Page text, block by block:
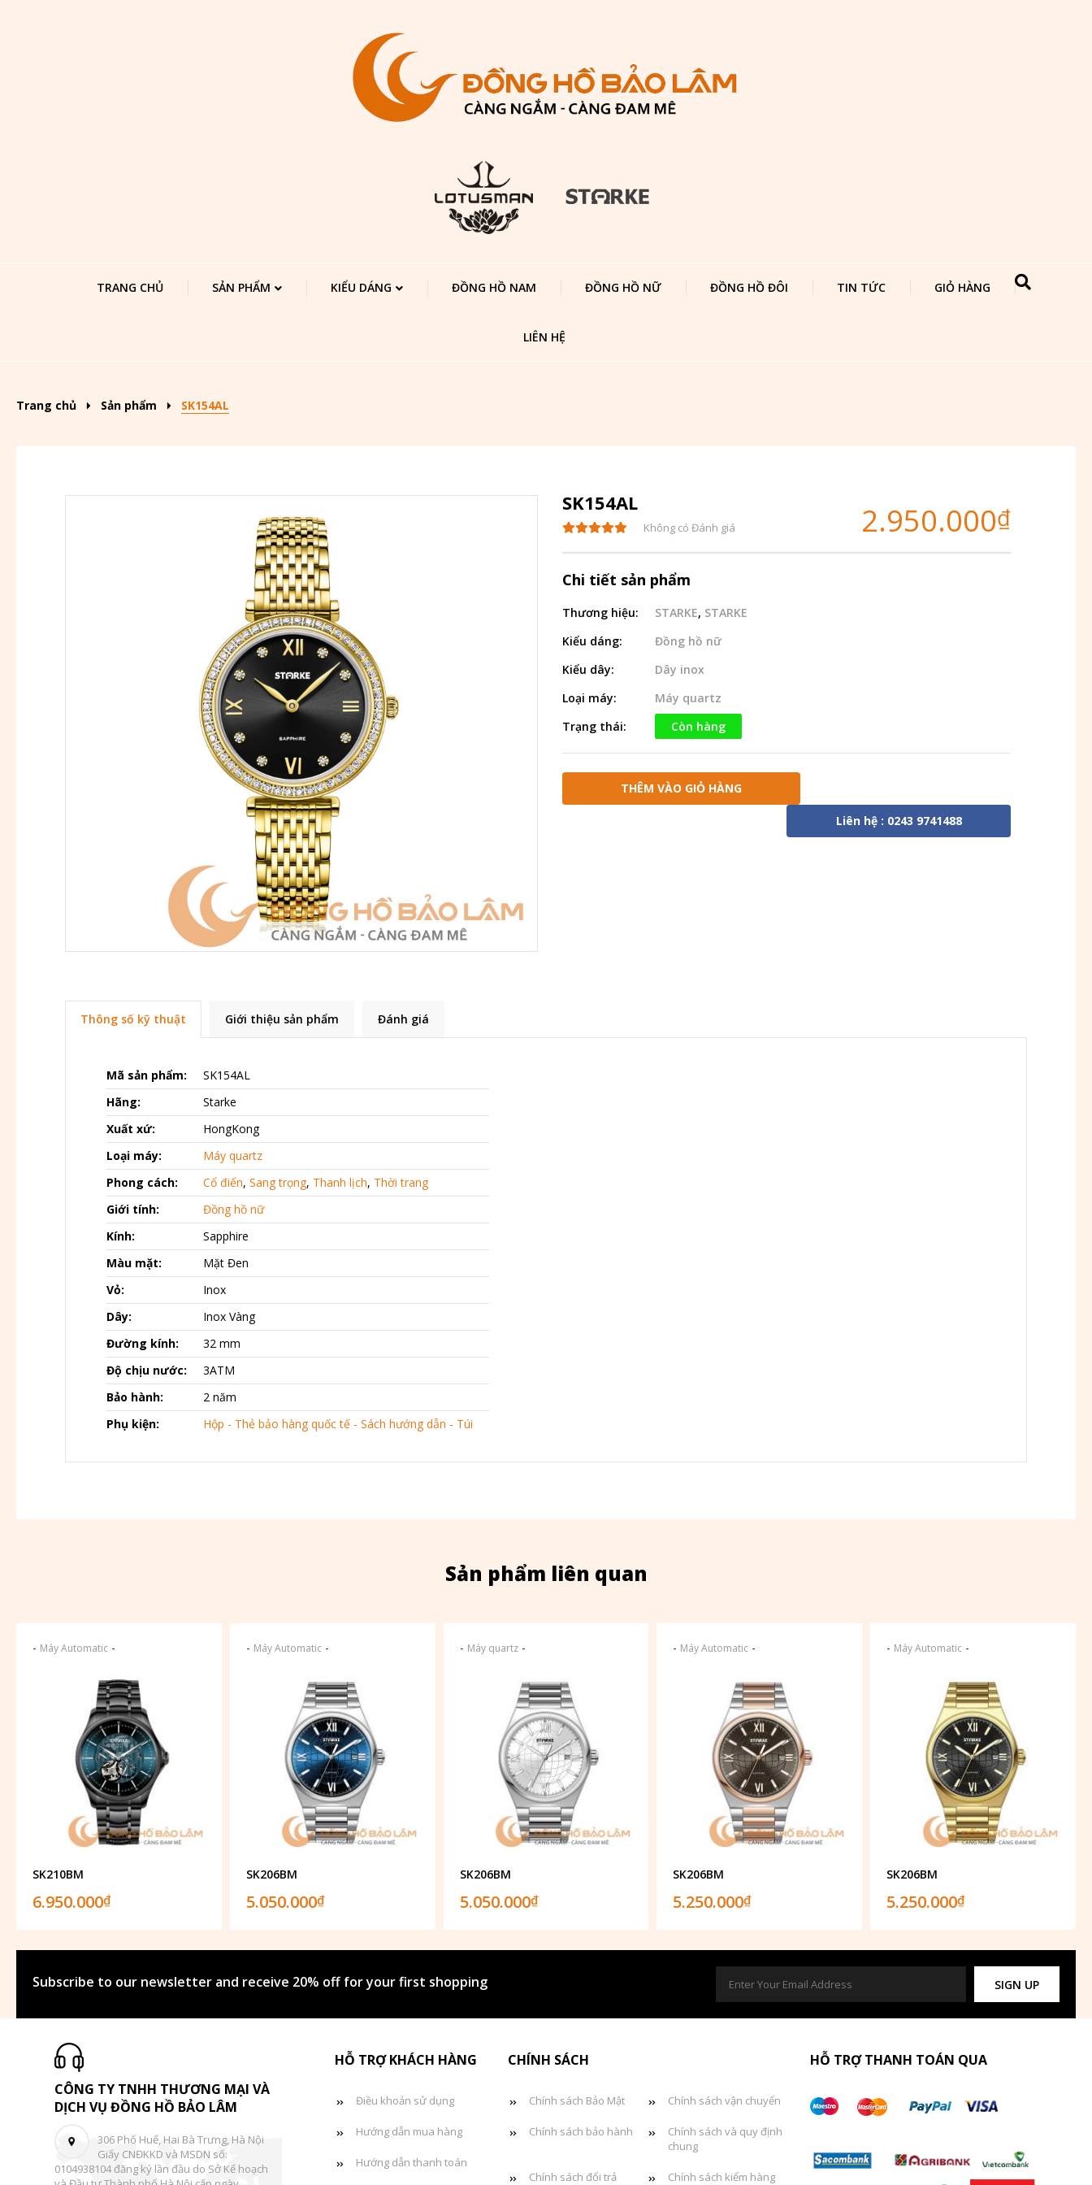
TRANG CHỦ SẢN PHẨM KIỂU DÁNG ĐỒNG HỒ NAM ĐỒNG HỒ NỮ ĐỒNG HỒ ĐÔI TIN TỨC GIỎ HÀNG
LIÊN HỆ
Trang chủ Sản phẩm SK154AL
SK154AL
Không có Đánh giá 2.950.000₫
Chi tiết sản phẩm
Thương hiệu: STARKE, STARKE
Kiểu dáng:
Đồng hồ nữ
Kiểu dây:
Dây inox
Loại máy:
Máy quartz
Trạng thái:
Còn hàng
THÊM VÀO GIỎ HÀNG
Liên hệ : 0243 9741488
Thông số kỹ thuật Giới thiệu sản phẩm Đánh giá
Mã sản phẩm:
SK154AL
Hãng:
Starke
Xuất xứ:
HongKong
Loại máy:
Máy quartz
Phong cách:
Cổ điển, Sang trọng, Thanh lịch, Thời trang
Giới tính:
Đồng hồ nữ
Kính:
Sapphire
Màu mặt:
Mặt Đen
Vỏ:
Inox
Dây:
Inox Vàng
Đường kính:
32 mm
Độ chịu nước:
3ATM
Bảo hành:
2 năm
Phụ kiện:
Hộp - Thẻ bảo hàng quốc tế - Sách hướng dẫn - Túi
Sản phẩm liên quan
- Máy Automatic -
SK210BM
6.950.000₫
- Máy Automatic-
SK206BM
5.050.000₫
- Máy quartz-
SK206BM
5.050.000₫
- Máy Automatic -
SK206BM
5.250.000₫
- Máy Automatic -
SK206BM
5.250.000₫
Subscribe to our newsletter and receive 20% off for your first shopping SIGN UP
CÔNG TY TNHH THƯƠNG MẠI VÀ
DỊCH VỤ ĐỒNG HỒ BẢO LÂM
306 Phố Huế, Hai Bà Trưng, Hà Nội
Giấy CNĐKKD và MSDN số:
0104938104 đăng ký lần đầu do Sở Kế hoạch
HỖ TRỢ KHÁCH HÀNG
Điều khoản sử dụng
Hướng dẫn mua hàng
Hướng dẫn thanh toán
CHÍNH SÁCH
Chính sách Bảo Mật Chính sách vận chuyển
Chính sách bảo hành
Chính sách và quy định
chung
Chính sách đổi trả Chính sách kiểm hàng
HỖ TRỢ THANH TOÁN QUA